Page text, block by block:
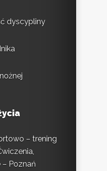
dyscypliny
– trening
Poznań